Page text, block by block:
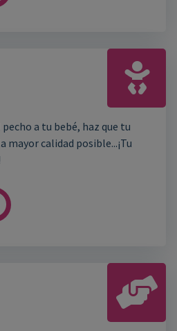
a tu bebé, haz que tu
calidad posible...¡Tu